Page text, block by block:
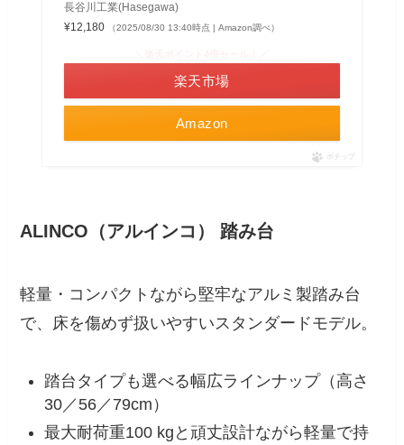
長谷川工業(Hasegawa)
¥12,180
（2025/08/30 13:40時点 | Amazon調べ）
Amazon
楽天市場
ポチップ
ALINCO（アルインコ） 踏み台
軽量・コンパクトながら堅牢なアルミ製踏み台
で、床を傷めず扱いやすいスタンダードモデル。
踏台タイプも選べる幅広ラインナップ（高さ
30／56／79cm）
最大耐荷重100 kgと頑丈設計ながら軽量で持